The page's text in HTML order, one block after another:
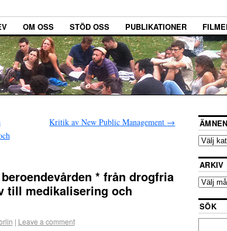
OM OSS STÖD OSS PUBLIKATIONER
Kritik av New Public Management →
* från drogfria
till medikalisering och
| Leave a comment
ARKIV
SÖK